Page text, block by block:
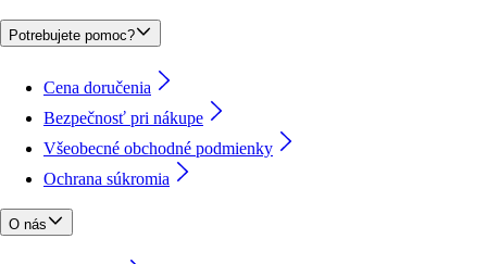
Potrebujete pomoc?
Cena doručenia
Bezpečnosť pri nákupe
Všeobecné obchodné podmienky
Ochrana súkromia
O nás